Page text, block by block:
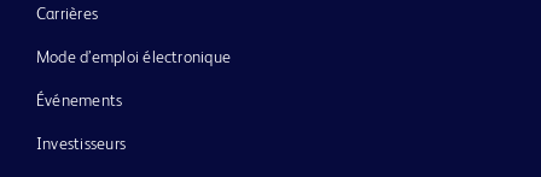
Carrières
Mode d’emploi électronique
Événements
Investisseurs